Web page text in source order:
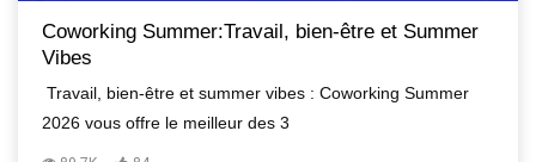
Coworking Summer:Travail, bien-être et Summer
Vibes
Travail, bien-être et summer vibes : Coworking Summer
2026 vous offre le meilleur des 3